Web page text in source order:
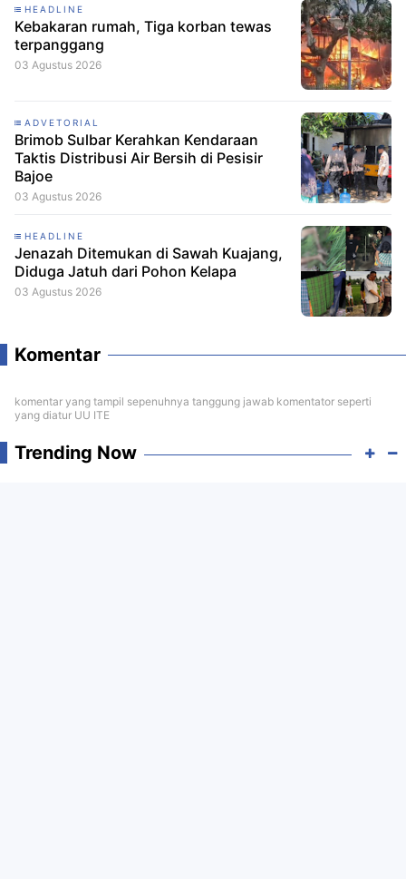
HEADLINE
Kebakaran rumah, Tiga korban tewas
terpanggang
03 Agustus 2026
ADVETORIAL
Brimob Sulbar Kerahkan Kendaraan
Taktis Distribusi Air Bersih di Pesisir
Bajoe
03 Agustus 2026
HEADLINE
Jenazah Ditemukan di Sawah Kuajang,
Diduga Jatuh dari Pohon Kelapa
03 Agustus 2026
Komentar
komentar yang tampil sepenuhnya tanggung jawab komentator seperti
yang diatur UU ITE
Trending Now